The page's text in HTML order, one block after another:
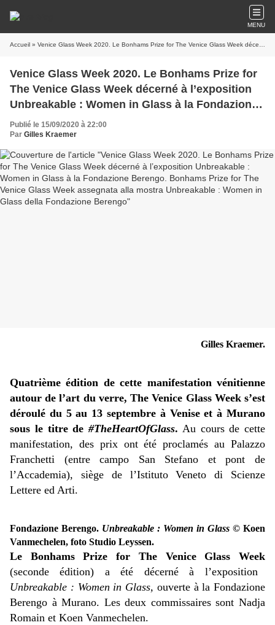
MENU
Accueil » Venice Glass Week 2020. Le Bonhams Prize for The Venice Glass Week décerné à l’exposition Unbreakable : Women in Glass à la Fondazione Berengo. Bonhams Prize for The Venice Glass Week assegnata alla mostra Unbreakable : Women in Glass della Fondazione Berengo
Venice Glass Week 2020. Le Bonhams Prize for
The Venice Glass Week décerné à l’exposition
Unbreakable : Women in Glass à la Fondazione
Berengo. Bonhams Prize for The Venice Glass
Week assegnata alla mostra Unbreakable :
Women in Glass della Fondazione Berengo
Publié le 15/09/2020 à 22:00
Par Gilles Kraemer
Gilles Kraemer.
Quatrième édition de cette manifestation vénitienne
autour de l’art du verre, The Venice Glass Week s’est
déroulé du 5 au 13 septembre à Venise et à Murano
sous le titre de #TheHeartOfGlass. Au cours de cette
manifestation, des prix ont été proclamés au Palazzo
Franchetti (entre campo San Stefano et pont de
l’Accademia), siège de l’Istituto Veneto di Scienze
Lettere ed Arti.
Fondazione Berengo. Unbreakable : Women in Glass © Koen
Vanmechelen, foto Studio Leyssen.
Le Bonhams Prize for The Venice Glass Week
(seconde édition) a été décerné à l’exposition
Unbreakable : Women in Glass, ouverte à la Fondazione
Berengo à Murano. Les deux commissaires sont Nadja
Romain et Koen Vanmechelen.